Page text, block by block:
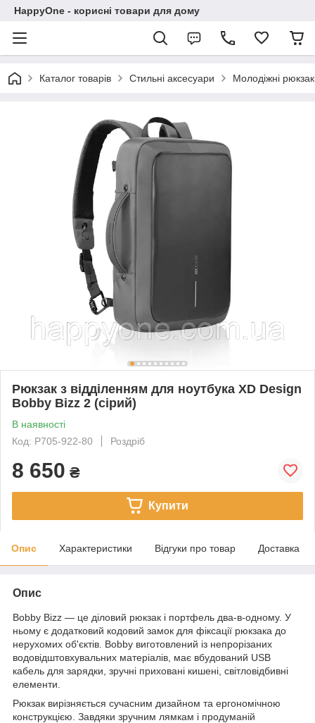
HappyOne - корисні товари для дому
Каталог товарів Стильні аксесуари Молодіжні
Рюкзак з відділенням для ноутбука XD Design
Bobby Bizz 2 (сірий)
В наявності
Код: P705-922-80
Роздріб
8 650 ₴
Купити
Опис Характеристики Відгуки про товар Доставка
Опис
Bobby Bizz — це діловий рюкзак і портфель два-в-одному. У
ньому є додатковий кодовий замок для фіксації рюкзака до
нерухомих об'єктів. Bobby виготовлений із непрорізаних
водовідштовхувальних матеріалів, має вбудований USB
кабель для зарядки, зручні приховані кишені, світловідбивні
елементи.
Рюкзак вирізняється сучасним дизайном та ергономічною
конструкцією. Завдяки зручним лямкам і продуманій